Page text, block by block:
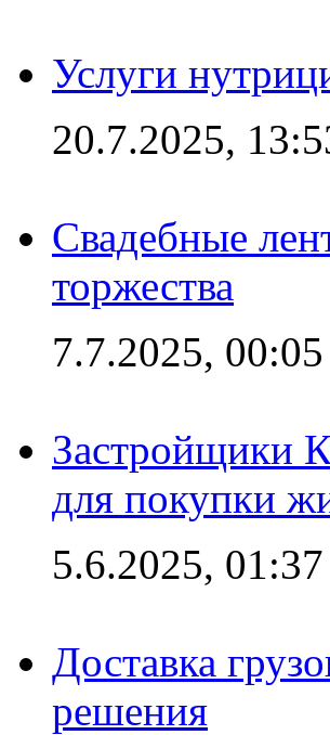
Услуги
20.7.2025,
Свадебные
торжества
7.7.2025, 00:05
Застройщики
для покупки
5.6.2025, 01:37
Доставка
решения